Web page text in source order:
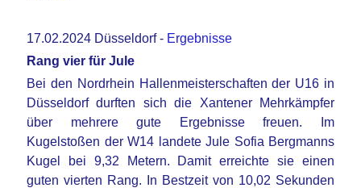
17.02.2024 Düsseldorf - Ergebnisse
Rang vier für Jule
Bei den Nordrhein Hallenmeisterschaften der U16 in
Düsseldorf durften sich die Xantener Mehrkämpfer
über mehrere gute Ergebnisse freuen. Im
Kugelstoßen der W14 landete Jule Sofia Bergmanns
Kugel bei 9,32 Metern. Damit erreichte sie einen
guten vierten Rang. In Bestzeit von 10,02 Sekunden